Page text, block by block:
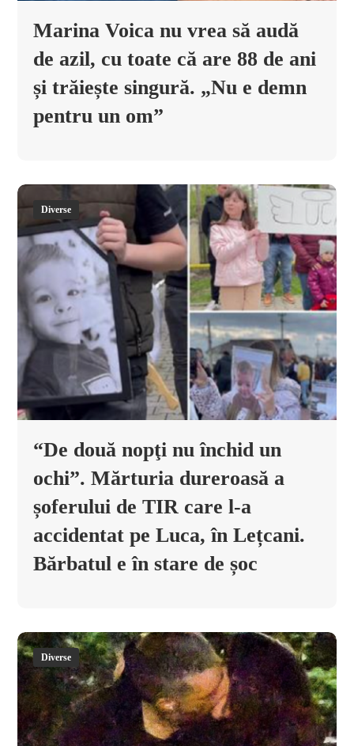
Marina Voica nu vrea să audă
de azil, cu toate că are 88 de ani
și trăiește singură. „Nu e demn
pentru un om”
Diverse
“De două nopţi nu închid un
ochi”. Mărturia dureroasă a
șoferului de TIR care l-a
accidentat pe Luca, în Lețcani.
Bărbatul e în stare de șoc
Diverse